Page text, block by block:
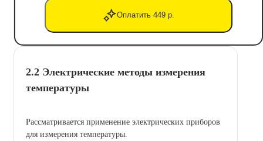
Оплатить 449 р.
2.2 Электрические методы измерения
температуры
Рассматривается применение электрических приборов
для измерения температуры.